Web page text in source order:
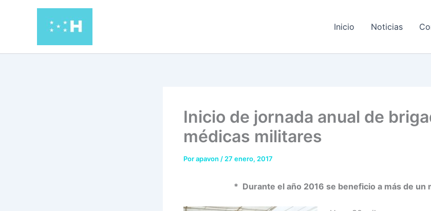
Inicio Noticias
Inicio de jornada anual de
médicas militares
Porapavon / 27 enero, 2017
* Durante el año 2016 se beneficio a más de un